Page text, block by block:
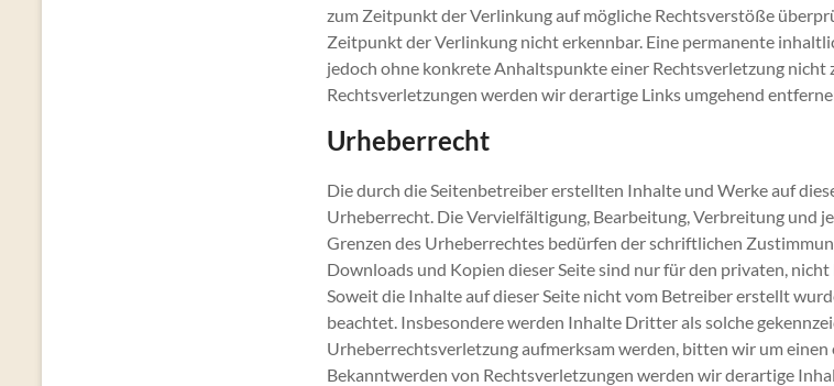
zum Zeitpunkt der Verlinkung auf mögliche Rechtsverstöße
Zeitpunkt der Verlinkung nicht erkennbar. Eine permanente
jedoch ohne konkrete Anhaltspunkte einer Rechtsverletzung nicht
Rechtsverletzungen werden wir derartige Links umgehend
Urheberrecht
Die durch die Seitenbetreiber erstellten Inhalte und Werke auf
Urheberrecht. Die Vervielfältigung, Bearbeitung, Verbreitung und
Grenzen des Urheberrechtes bedürfen der schriftlichen
Downloads und Kopien dieser Seite sind nur für den privaten,
Soweit die Inhalte auf dieser Seite nicht vom Betreiber erstellt
beachtet. Insbesondere werden Inhalte Dritter als solche
Urheberrechtsverletzung aufmerksam werden, bitten wir um einen
Bekanntwerden von Rechtsverletzungen werden wir derartige